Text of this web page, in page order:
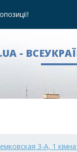
-
3-А, 1